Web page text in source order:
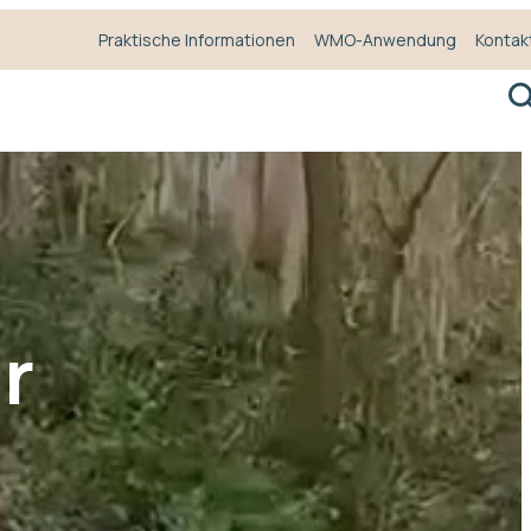
Praktische Informationen WMO-Anwendung